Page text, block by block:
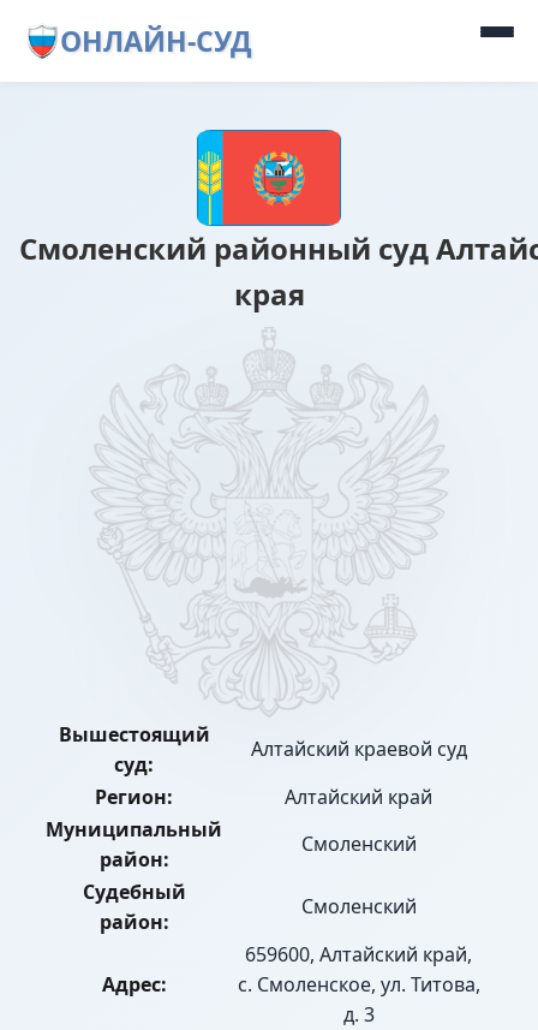
ОНЛАЙН-СУД
Смоленский районный суд
края
Вышестоящий
суд:
Алтайский краевой суд
Регион:
Алтайский край
Муниципальный
район:
Смоленский
Судебный
район:
Смоленский
Адрес:
659600, Алтайский край,
с. Смоленское, ул. Титова,
д. 3